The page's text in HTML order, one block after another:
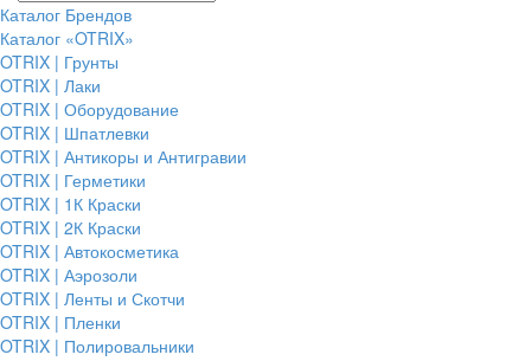
Каталог Брендов
Каталог «OTRIX»
OTRIX | Грунты
OTRIX | Лаки
OTRIX | Оборудование
OTRIX | Шпатлевки
OTRIX | Антикоры и Антигравии
OTRIX | Герметики
OTRIX | 1К Краски
OTRIX | 2К Краски
OTRIX | Автокосметика
OTRIX | Аэрозоли
OTRIX | Ленты и Скотчи
OTRIX | Пленки
OTRIX | Полировальники